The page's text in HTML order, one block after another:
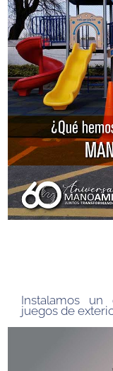
Instalamos un
juegos de